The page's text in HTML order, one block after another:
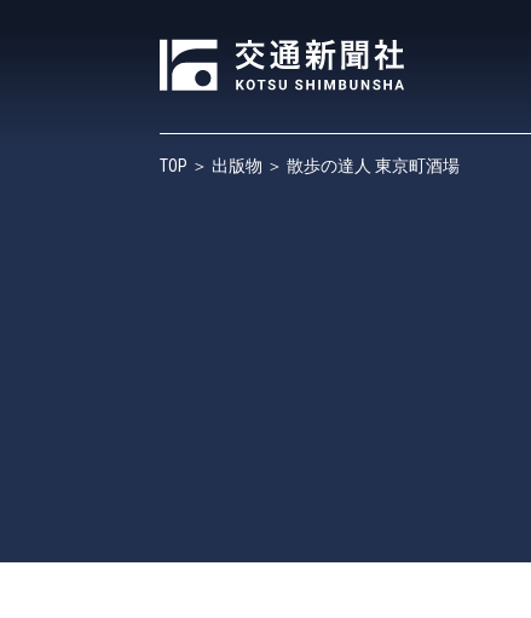
TOP ＞ 出版物 ＞ 散歩の達人 東京町酒場